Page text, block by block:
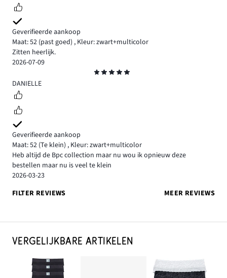
Geverifieerde aankoop
Maat: 52 (past goed) , Kleur: zwart+multicolor
Zitten heerlijk.
2026-07-09
5
DANIELLE
Geverifieerde aankoop
Maat: 52 (Te klein) , Kleur: zwart+multicolor
Heb altijd de Bpc collection maar nu wou ik opnieuw deze
bestellen maar nu is veel te klein
2026-03-23
FILTER REVIEWS
MEER REVIEWS
VERGELIJKBARE ARTIKELEN